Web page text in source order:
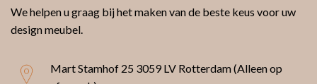
We helpen u graag bij het maken van de beste keus voor uw
design meubel.
Mart Stamhof 25 3059 LV Rotterdam (Alleen op